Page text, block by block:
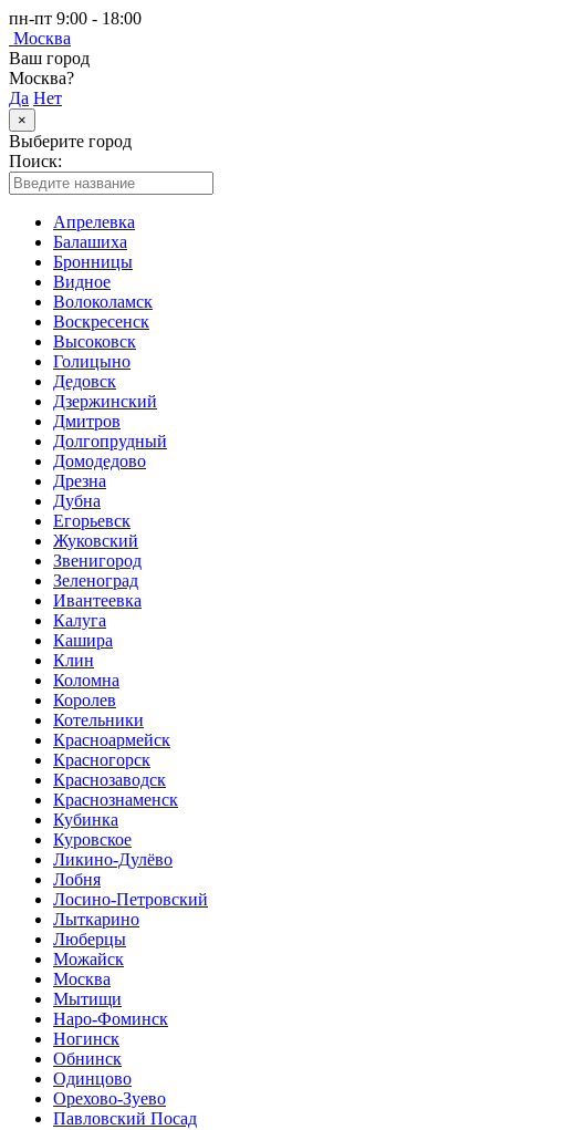
пн-пт 9:00 - 18:00
Москва
Ваш город
Москва?
Да Нет
×
Выберите город
Поиск:
Апрелевка
Балашиха
Бронницы
Видное
Волоколамск
Воскресенск
Высоковск
Голицыно
Дедовск
Дзержинский
Дмитров
Долгопрудный
Домодедово
Дрезна
Дубна
Егорьевск
Жуковский
Звенигород
Зеленоград
Ивантеевка
Калуга
Кашира
Клин
Коломна
Королев
Котельники
Красноармейск
Красногорск
Краснозаводск
Краснознаменск
Кубинка
Куровское
Ликино-Дулёво
Лобня
Лосино-Петровский
Лыткарино
Люберцы
Можайск
Москва
Мытищи
Наро-Фоминск
Ногинск
Обнинск
Одинцово
Орехово-Зуево
Павловский Посад